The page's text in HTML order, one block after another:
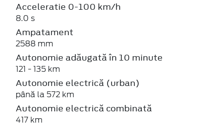
Acceleratie 0-100 km/h
8.0 s
Ampatament
2588 mm
Autonomie adăugată în 10 minute
121 - 135 km
Autonomie electrică (urban)
până la 572 km
Autonomie electrică combinată
417 km